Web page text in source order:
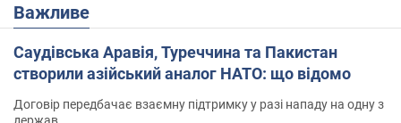
Важливе
Саудівська Аравія, Туреччина та Пакистан
створили азійський аналог НАТО: що відомо
Договір передбачає взаємну підтримку у разі нападу на одну з